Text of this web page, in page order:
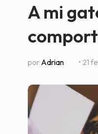
A mi
por Adrian • 21